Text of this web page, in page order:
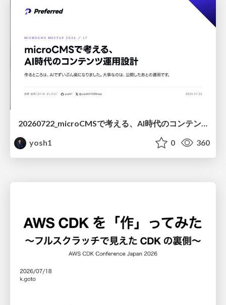
20260722_microCMSで考える、AI時代のコンテンツ運用設計
yosh1
0 360